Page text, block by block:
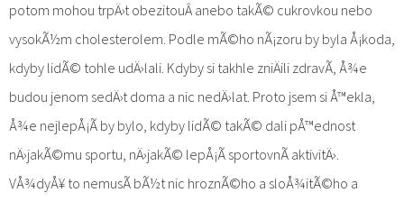
potom mohou trpÄ›t obezitouÂ anebo takÃ© cukrovkou nebo
vysokÃ½m cholesterolem. Podle mÃ©ho nÃ¡zoru by byla Å¡koda,
kdyby lidÃ© tohle udÄ›lali. Kdyby si takhle zniÄili zdravÃ­, Å¾e
budou jenom sedÄ›t doma a nic nedÄ›lat. Proto jsem si Å™ekla,
Å¾e nejlepÅ¡Ã­ by bylo, kdyby lidÃ© takÃ© dali pÅ™ednost
nÄ›jakÃ©mu sportu, nÄ›jakÃ© lepÅ¡Ã­ sportovnÃ­ aktivitÄ›.
VÅ¾dyÅ¥ to nemusÃ­ bÃ½t nic hroznÃ©ho a sloÅ¾itÃ©ho a